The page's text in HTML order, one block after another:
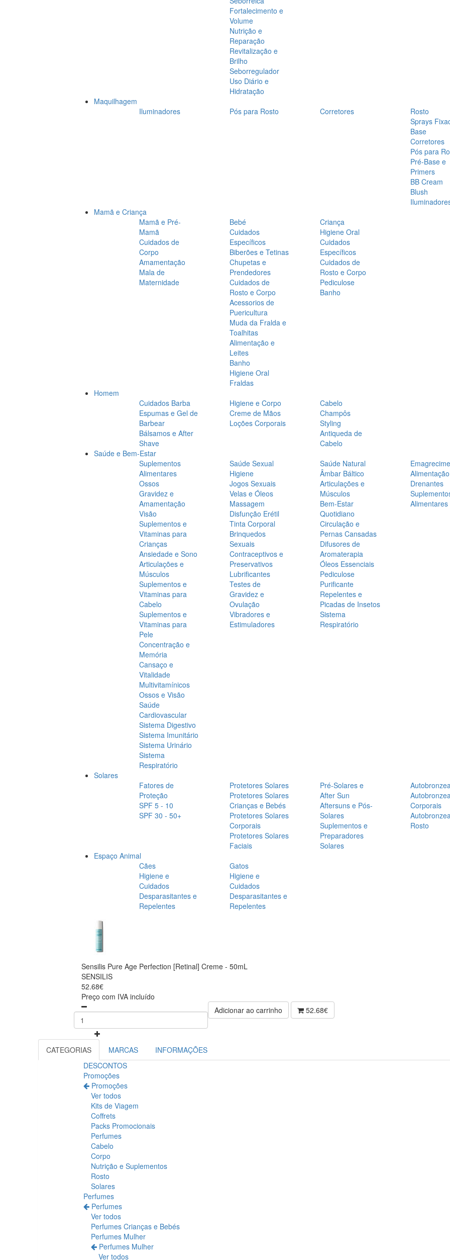
Fortalecimento e
Volume
Nutrição e
Reparação
Revitalização e
Brilho
Seborregulador
Uso Diário e
Hidratação
Maquilhagem
Iluminadores
Pós para Rosto Corretores
Rosto
Sprays
Base
Corretores
Pós para
Pré-Base e
Primers
BB Cream
Blush
Mamã e Criança
Mamã e Pré-
Mamã
Cuidados de
Corpo
Amamentação
Mala de
Maternidade
Bebé
Cuidados
Específicos
Biberões e Tetinas
Chupetas e
Prendedores
Cuidados de
Rosto e Corpo
Acessorios de
Puericultura
Muda da Fralda e
Toalhitas
Alimentação e
Leites
Banho
Higiene Oral
Fraldas
Criança
Higiene Oral
Cuidados
Específicos
Cuidados de
Rosto e Corpo
Pediculose
Banho
Homem
Cuidados Barba
Espumas e Gel de
Barbear
Bálsamos e After
Shave
Higiene e Corpo
Creme de Mãos
Loções Corporais
Cabelo
Champôs
Styling
Antiqueda de
Cabelo
Saúde e Bem-Estar
Suplementos
Alimentares
Ossos
Gravidez e
Amamentação
Visão
Suplementos e
Vitaminas para
Crianças
Ansiedade e Sono
Articulações e
Músculos
Suplementos e
Vitaminas para
Cabelo
Suplementos e
Vitaminas para
Pele
Concentração e
Memória
Cansaço e
Vitalidade
Multivitamínicos
Ossos e Visão
Saúde
Cardiovascular
Sistema Digestivo
Sistema Imunitário
Sistema Urinário
Sistema
Respiratório
Saúde Sexual
Higiene
Jogos Sexuais
Velas e Óleos
Massagem
Disfunção Erétil
Tinta Corporal
Brinquedos
Sexuais
Contraceptivos e
Preservativos
Lubrificantes
Testes de
Gravidez e
Ovulação
Vibradores e
Estimuladores
Saúde Natural
Âmbar Báltico
Articulações e
Músculos
Bem-Estar
Quotidiano
Circulação e
Pernas Cansadas
Difusores de
Aromaterapia
Óleos Essenciais
Pediculose
Purificante
Repelentes e
Picadas de Insetos
Sistema
Respiratório
Alimentação
Drenantes
Alimentares
Solares
Fatores de
Proteção
SPF 5 - 10
SPF 30 - 50+
Protetores Solares
Protetores Solares
Crianças e Bebés
Protetores Solares
Corporais
Protetores Solares
Faciais
Pré-Solares e
After Sun
Aftersuns e Pós-
Solares
Suplementos e
Preparadores
Solares
Corporais
Rosto
Espaço Animal
Cães
Higiene e
Cuidados
Desparasitantes e
Repelentes
Gatos
Higiene e
Cuidados
Desparasitantes e
Repelentes
Sensilis Pure Age Perfection [Retinal] Creme - 50mL
SENSILIS
52.68€
Preço com IVA incluído
Adicionar ao carrinho
52.68€
CATEGORIAS MARCAS
INFORMAÇÕES
DESCONTOS
Promoções
Promoções
Ver todos
Kits de Viagem
Coffrets
Packs Promocionais
Perfumes
Cabelo
Corpo
Nutrição e Suplementos
Rosto
Solares
Perfumes
Perfumes
Ver todos
Perfumes Crianças e Bebés
Perfumes Mulher
Perfumes Mulher
Ver todos